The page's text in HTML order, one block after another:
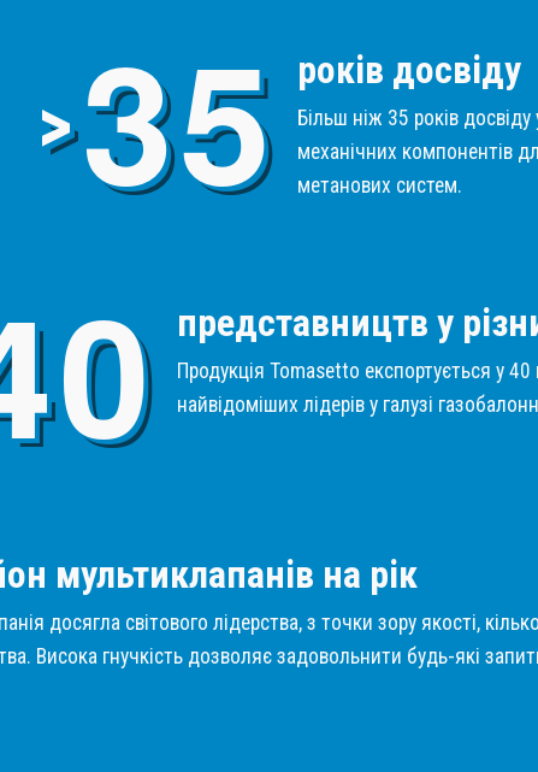
>3
5
років досвіду
Більш ніж 35 років
механічних компонентів
метанових систем.
0
представництв у
Продукція Tomasetto експортується у 40
найвідоміших лідерів у галузі
мультиклапанів на рік
досягла світового лідерства, з точки зору якості,
Висока гнучкість дозволяє задовольнити будь-які